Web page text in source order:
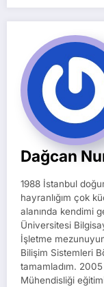
Dağcan
1988 İstanbul
hayranlığım çok
alanında kendimi
Üniversitesi
İşletme
Bilişim Sistemleri
tamamladım.
Mühendisliği